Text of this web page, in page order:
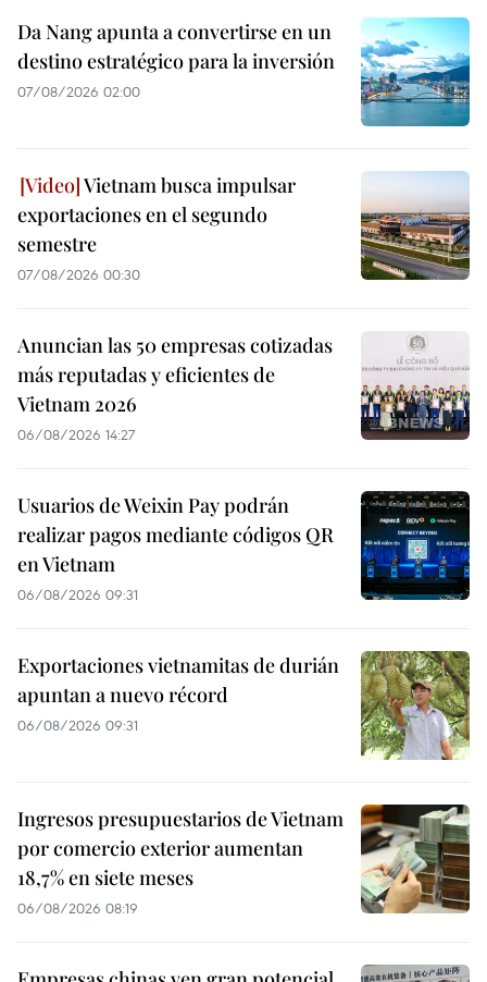
Da Nang apunta a convertirse en un
destino estratégico para la inversión
07/08/2026 02:00
Vietnam busca impulsar
exportaciones en el segundo
semestre
07/08/2026 00:30
Anuncian las 50 empresas cotizadas
más reputadas y eficientes de
Vietnam 2026
06/08/2026 14:27
Usuarios de Weixin Pay podrán
realizar pagos mediante códigos QR
en Vietnam
06/08/2026 09:31
Exportaciones vietnamitas de durián
apuntan a nuevo récord
06/08/2026 09:31
Ingresos presupuestarios de Vietnam
por comercio exterior aumentan
18,7% en siete meses
06/08/2026 08:19